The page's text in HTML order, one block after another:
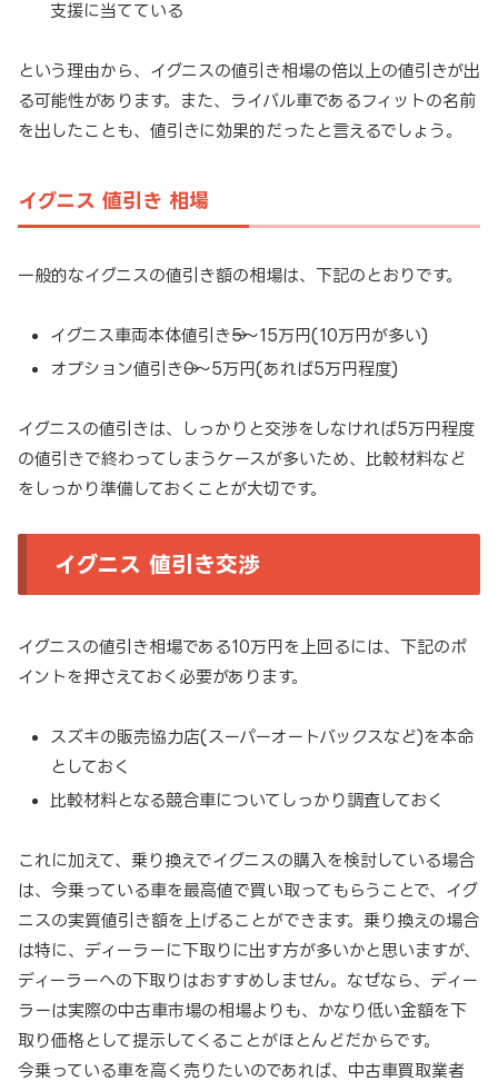
支援に当てている
という理由から、イグニスの値引き相場の倍以上の値引きが出
る可能性があります。また、ライバル車であるフィットの名前
を出したことも、値引きに効果的だったと言えるでしょう。
イグニス 値引き 相場
一般的なイグニスの値引き額の相場は、下記のとおりです。
イグニス車両本体値引き→5～15万円(10万円が多い)
オプション値引き→0～5万円(あれば5万円程度)
イグニスの値引きは、しっかりと交渉をしなければ5万円程度
の値引きで終わってしまうケースが多いため、比較材料など
をしっかり準備しておくことが大切です。
イグニス 値引き交渉
イグニスの値引き相場である10万円を上回るには、下記のポ
イントを押さえておく必要があります。
スズキの販売協力店(スーパーオートバックスなど)を本命
としておく
比較材料となる競合車についてしっかり調査しておく
これに加えて、乗り換えでイグニスの購入を検討している場合
は、今乗っている車を最高値で買い取ってもらうことで、イグ
ニスの実質値引き額を上げることができます。乗り換えの場合
は特に、ディーラーに下取りに出す方が多いかと思いますが、
ディーラーへの下取りはおすすめしません。なぜなら、ディー
ラーは実際の中古車市場の相場よりも、かなり低い金額を下
取り価格として提示してくることがほとんどだからです。
今乗っている車を高く売りたいのであれば、中古車買取業者